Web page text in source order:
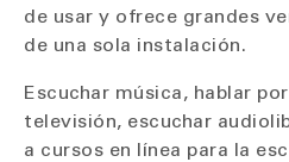
de usar y ofrece grandes
de una sola instalación.
Escuchar música, hablar
televisión, escuchar
a cursos en línea para la